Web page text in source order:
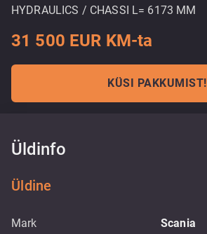
HYDRAULICS / CHASSI L= 6173 MM
31 500 EUR KM-ta
KÜSI PAKKUMIST!
Üldinfo
Üldine
Mark Scania